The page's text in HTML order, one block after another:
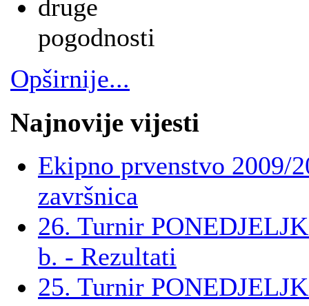
druge
pogodnosti
Opširnije...
Najnovije vijesti
Ekipno prvenstvo 2009/
završnica
26. Turnir
b. - Rezultati
25. Turnir